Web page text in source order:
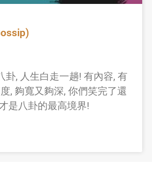
卦, 人生白走一趟! 有內容, 有
, 夠寬又夠深, 你們笑完了還
是八卦的最高境界!